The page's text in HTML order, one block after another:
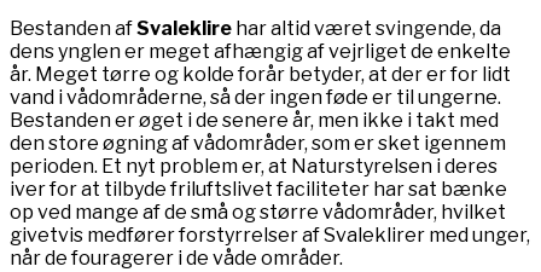
Bestanden afSvaleklire har altid været svingende, da
dens ynglen er meget afhængig af vejrliget de enkelte
år. Meget tørre og kolde forår betyder, at der er for lidt
vand i vådområderne, så der ingen føde er til ungerne.
Bestanden er øget i de senere år, men ikke i takt med
den store øgning af vådområder, som er sket igennem
perioden. Et nyt problem er, at Naturstyrelsen i deres
iver for at tilbyde friluftslivet faciliteter har sat bænke
op ved mange af de små og større vådområder, hvilket
givetvis medfører forstyrrelser af Svaleklirer med unger,
når de fouragerer i de våde områder.